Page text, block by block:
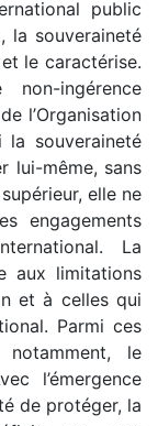
public
la souveraineté
le caractérise.
ingérence
l’Organisation
la souveraineté
lui-même, sans
elle ne
engagements
La
aux limitations
et à celles qui
Parmi ces
notamment, le
l’émergence
de protéger, la